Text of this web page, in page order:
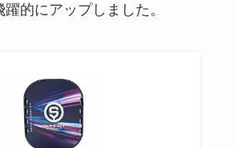
的にアップしました。